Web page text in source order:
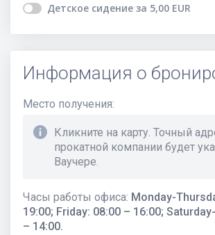
Детское сидение за 5,00 EUR
Информация о
Место получения:
Кликните на карту. Точный
прокатной компании будет
Ваучере.
Часы работы офиса: Monday-
19:00; Friday: 08:00 – 16:00;
– 14:00.